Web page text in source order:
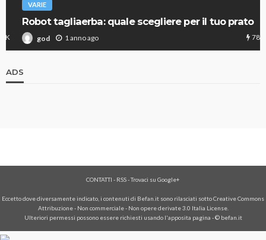
VARIE
Robot tagliaerba: quale scegliere per il tuo prato
god 1 anno ago 786
ADS
CONTATTI - RSS-Trovaci su Google+
Eccetto dove diversamente indicato, i contenuti di Befan.it sono rilasciati sotto Creative Commons
Attribuzione - Non commerciale - Non opere derivate 3.0 Italia License.
Ulteriori permessi possono essere richiesti usando l'apposita pagina - © befan.it